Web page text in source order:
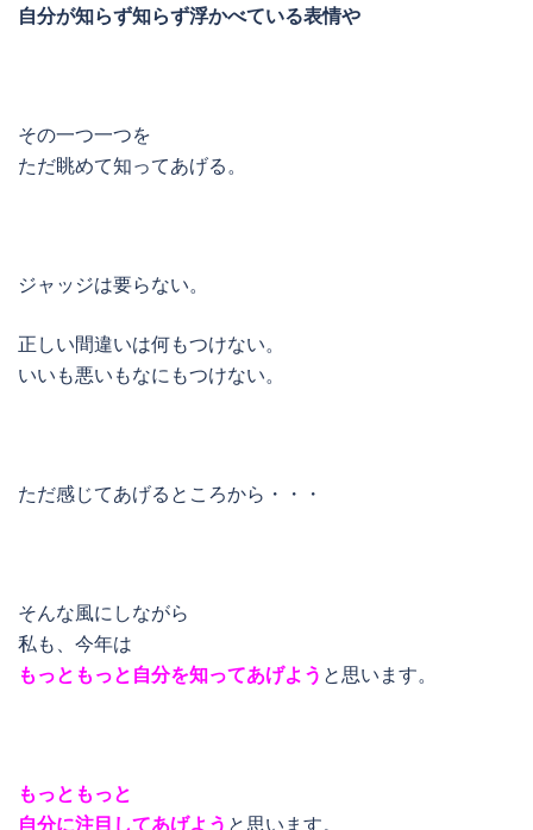
自分が知らず知らず浮かべている表情や
その一つ一つを
ただ眺めて知ってあげる。
ジャッジは要らない。
正しい間違いは何もつけない。
いいも悪いもなにもつけない。
ただ感じてあげるところから・・・
そんな風にしながら
私も、今年は
もっともっと自分を知ってあげよう と思います。
もっともっと
自分に注目してあげよう と思います。